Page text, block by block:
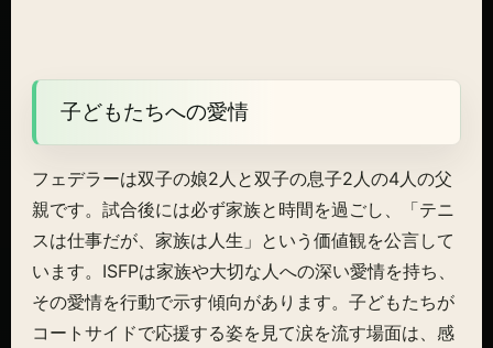
子どもたちへの愛情
フェデラーは双子の娘2人と双子の息子2人の4人の父
親です。試合後には必ず家族と時間を過ごし、「テニ
スは仕事だが、家族は人生」という価値観を公言して
います。ISFPは家族や大切な人への深い愛情を持ち、
その愛情を行動で示す傾向があります。子どもたちが
コートサイドで応援する姿を見て涙を流す場面は、感